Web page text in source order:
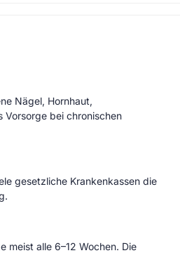
Nägel, Hornhaut,
Vorsorge bei chronischen
gesetzliche Krankenkassen die
meist alle 6–12 Wochen. Die